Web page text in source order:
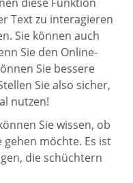
Text zu interagieren
Sie können auch
Sie den Online-
Sie bessere
Sie also sicher,
nutzen!
Sie wissen, ob
möchte. Es ist
die schüchtern